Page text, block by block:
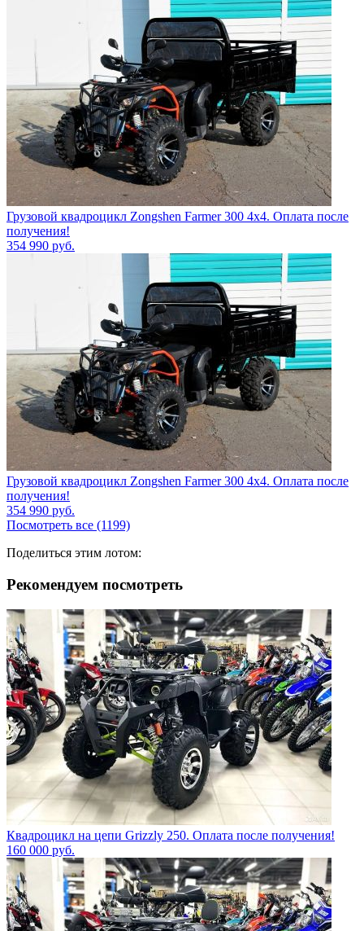
Грузовой квадроцикл Zongshen Farmer 300 4х4. Оплата после
получения!
354 990 руб.
Грузовой квадроцикл Zongshen Farmer 300 4х4. Оплата после
получения!
354 990 руб.
Посмотреть все (1199)
Поделиться этим лотом:
Рекомендуем посмотреть
Квадроцикл на цепи Grizzly 250. Оплата после получения!
160 000 руб.